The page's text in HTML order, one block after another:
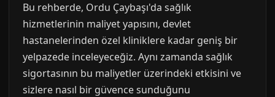
Bu rehberde, Ordu Çaybaşı'da sağlık
hizmetlerinin maliyet yapısını, devlet
hastanelerinden özel kliniklere kadar geniş bir
yelpazede inceleyeceğiz. Aynı zamanda sağlık
sigortasının bu maliyetler üzerindeki etkisini ve
sizlere nasıl bir güvence sunduğunu